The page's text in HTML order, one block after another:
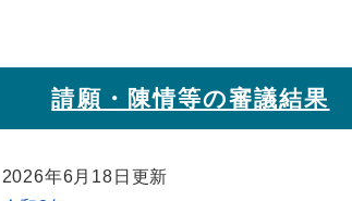
請願・陳情等の審議結果
2026年6月18日更新